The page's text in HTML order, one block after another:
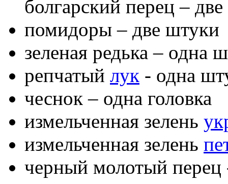
болгарский перец –
помидоры – две штуки
зеленая редька – одна
репчатый лук - одна
чеснок – одна головка
измельченная зелень
измельченная зелень
черный молотый перец